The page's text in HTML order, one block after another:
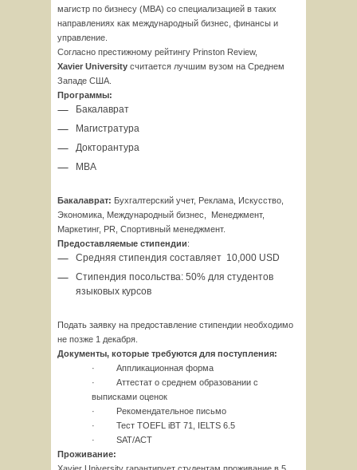
магистр по бизнесу (MBA) со специализацией в таких
направлениях как международный бизнес, финансы и
управление.
Согласно престижному рейтингу Prinston Review,
Xavier University считается лучшим вузом на Среднем
Западе США.
Программы:
Бакалаврат
Магистратура
Докторантура
MBA
Бакалаврат: Бухгалтерский учет, Реклама, Искусство,
Экономика, Международный бизнес, Менеджмент,
Маркетинг, PR, Спортивный менеджмент.
Предоставляемые стипендии:
Средняя стипендия составляет 10,000 USD
Стипендия посольства: 50% для студентов
языковых курсов
Подать заявку на предоставление стипендии необходимо
не позже 1 декабря.
Документы, которые требуются для поступления:
· Аппликационная форма
· Аттестат о среднем образовании с
выписками оценок
· Рекомендательное письмо
· Тест TOEFL iBT 71, IELTS 6.5
· SAT/ACT
Проживание: